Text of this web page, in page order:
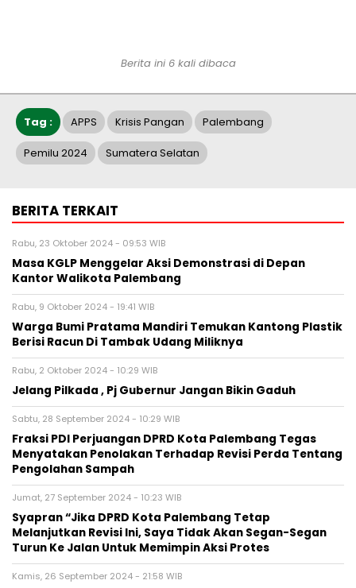
Berita ini 6 kali dibaca
Tag : APPS Krisis Pangan Palembang
Pemilu 2024 Sumatera Selatan
BERITA TERKAIT
Rabu, 23 Oktober 2024 - 09:53 WIB
Masa KGLP Menggelar Aksi Demonstrasi di Depan
Kantor Walikota Palembang
Rabu, 9 Oktober 2024 - 19:41 WIB
Warga Bumi Pratama Mandiri Temukan Kantong Plastik
Berisi Racun Di Tambak Udang Miliknya
Rabu, 2 Oktober 2024 - 10:29 WIB
Jelang Pilkada , Pj Gubernur Jangan Bikin Gaduh
Sabtu, 28 September 2024 - 10:29 WIB
Fraksi PDI Perjuangan DPRD Kota Palembang Tegas
Menyatakan Penolakan Terhadap Revisi Perda Tentang
Pengolahan Sampah
Jumat, 27 September 2024 - 10:23 WIB
Syapran “Jika DPRD Kota Palembang Tetap
Melanjutkan Revisi Ini, Saya Tidak Akan Segan-Segan
Turun Ke Jalan Untuk Memimpin Aksi Protes
Kamis, 26 September 2024 - 21:58 WIB